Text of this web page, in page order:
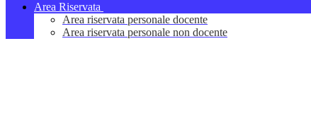
Area Riservata
Area riservata personale docente
Area riservata personale non docente